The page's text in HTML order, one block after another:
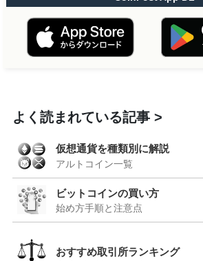
よく読まれている記事
仮想通貨を種類別に解説
アルトコイン一覧
ビットコインの買い方
始め方手順と注意点
おすすめ取引所ランキング